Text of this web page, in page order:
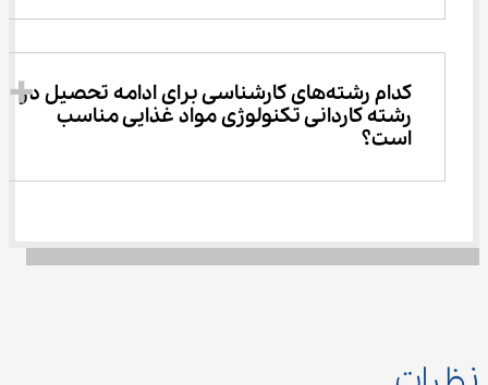
کدام رشته‌های کارشناسی برای ادامه تحصیل در
رشته ﻛﺎردانی ﺗﻜﻨﻮﻟﻮژی ﻣﻮاد ﻏﺬایی مناسب
است؟